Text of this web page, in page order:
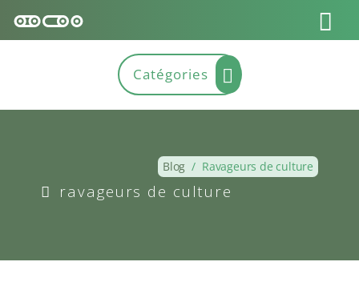
Blog / Ravageurs de culture
ravageurs de culture